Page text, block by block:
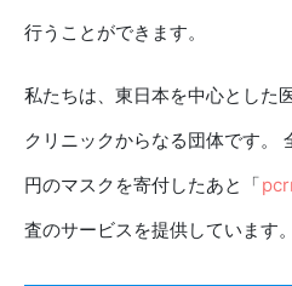
行うことができます。
私たちは、東日本を中心とした
クリニックからなる団体です。
円のマスクを寄付したあと「
査のサービスを提供しています。